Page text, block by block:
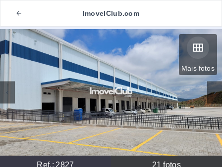
ImovelClub.com
Mais fotos
Ref.: 2827 21 fotos